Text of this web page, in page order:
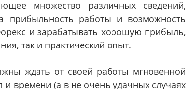
множество различных сведений,
работы и возможность
и зарабатывать хорошую прибыль,
так и практический опыт.
ждать от своей работы мгновенной
времени (а в не очень удачных случаях